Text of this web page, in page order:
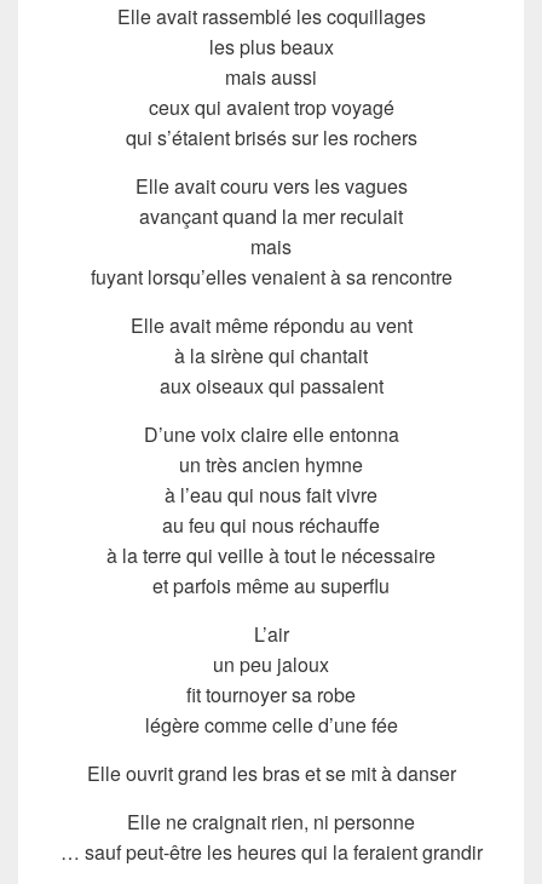
Elle avait rassemblé les coquillages
les plus beaux
mais aussi
ceux qui avaient trop voyagé
qui s’étaient brisés sur les rochers
Elle avait couru vers les vagues
avançant quand la mer reculait
mais
fuyant lorsqu’elles venaient à sa rencontre
Elle avait même répondu au vent
à la sirène qui chantait
aux oiseaux qui passaient
D’une voix claire elle entonna
un très ancien hymne
à l’eau qui nous fait vivre
au feu qui nous réchauffe
à la terre qui veille à tout le nécessaire
et parfois même au superflu
L’air
un peu jaloux
fit tournoyer sa robe
légère comme celle d’une fée
Elle ouvrit grand les bras et se mit à danser
Elle ne craignait rien, ni personne
… sauf peut-être les heures qui la feraient grandir